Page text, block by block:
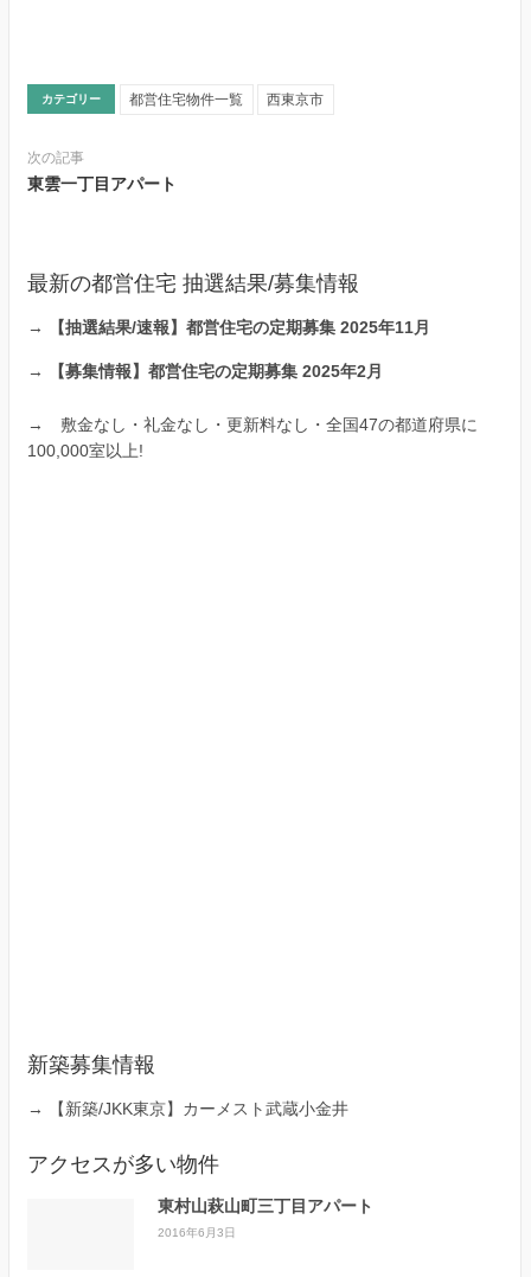
カテゴリー 都営住宅物件一覧 西東京市
次の記事
東雲一丁目アパート
最新の都営住宅 抽選結果/募集情報
→ 【抽選結果/速報】都営住宅の定期募集 2025年11月
→ 【募集情報】都営住宅の定期募集 2025年2月
→ 敷金なし・礼金なし・更新料なし・全国47の都道府県に
100,000室以上!
新築募集情報
→ 【新築/JKK東京】カーメスト武蔵小金井
アクセスが多い物件
東村山萩山町三丁目アパート
2016年6月3日